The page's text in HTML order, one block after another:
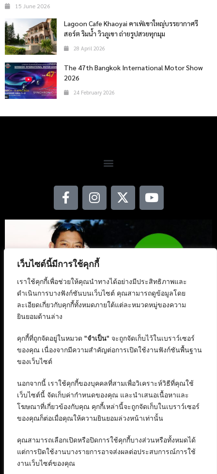
เว็บไซต์นี้มีการใช้คุกกี้
เราใช้คุกกี้เพื่อช่วยให้คุณนำทางได้อย่างมีประสิทธิภาพและ
ดำเนินการบางฟังก์ชันบนเว็บไซต์ คุณสามารถดูข้อมูลโดย
ละเอียดเกี่ยวกับคุกกี้ทั้งหมดภายใต้แต่ละหมวดหมู่ของความ
ยินยอมด้านล่าง
คุกกี้ที่ถูกจัดอยู่ในหมวด "จำเป็น" จะถูกจัดเก็บไว้ในเบราว์เซอร์
ของคุณ เนื่องจากมีความสำคัญต่อการเปิดใช้งานฟังก์ชันพื้นฐาน
ของเว็บไซต์
นอกจากนี้ เราใช้คุกกี้ของบุคคลที่สามเพื่อวิเคราะห์วิธีที่คุณใช้
เว็บไซต์นี้ จัดเก็บค่ากำหนดของคุณ และนำเสนอเนื้อหาและ
โฆษณาที่เกี่ยวข้องกับคุณ คุกกี้เหล่านี้จะถูกจัดเก็บในเบราว์เซอร์
ของคุณก็ต่อเมื่อคุณให้ความยินยอมล่วงหน้าเท่านั้น
คุณสามารถเลือกเปิดหรือปิดการใช้คุกกี้บางส่วนหรือทั้งหมดได้
แต่การปิดใช้งานบางรายการอาจส่งผลต่อประสบการณ์การใช้
งานเว็บไซต์ของคุณ
15 June 2026
Lagoon Cafe Khaoyai คาเฟ่เขาใหญ่บรรยากาศรี
สอร์ต ริมน้ำ วิวภูเขา ถ่ายรูปสวยทุกมุม
28 April 2026
The 47th Bangkok International Motor Show
2026
24 February 2026
สงวนลิขสิทธิ์ © 2568 : บริษัท อิทธิภัทร เอเจนซี่ จำกัด